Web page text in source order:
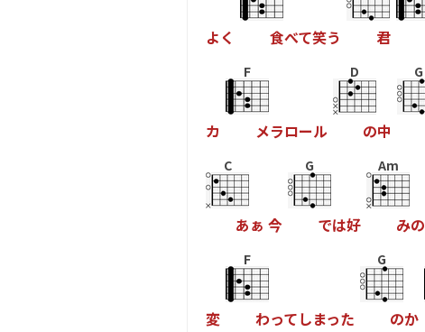
よ く 食べて笑う 君
カ
F
メラロール
D
の中
G
C
あぁ 今
G
では好
Am
みの
変
F
わってしまった
G
のか